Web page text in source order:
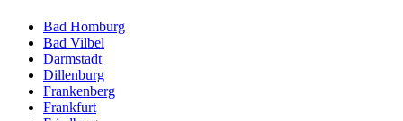
Bad Homburg
Bad Vilbel
Darmstadt
Dillenburg
Frankenberg
Frankfurt